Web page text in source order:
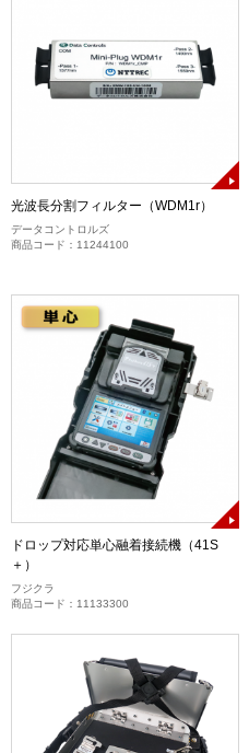
光波長分割フィルター（WDM1r）
データコントロルズ
商品コード：11244100
ドロップ対応単心融着接続機（41S
＋）
フジクラ
商品コード：11133300